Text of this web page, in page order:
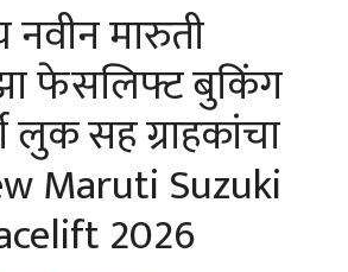
नवीन मारुती
फेसलिफ्ट बुकिंग
लुक सह ग्राहकांचा
Maruti Suzuki
2026